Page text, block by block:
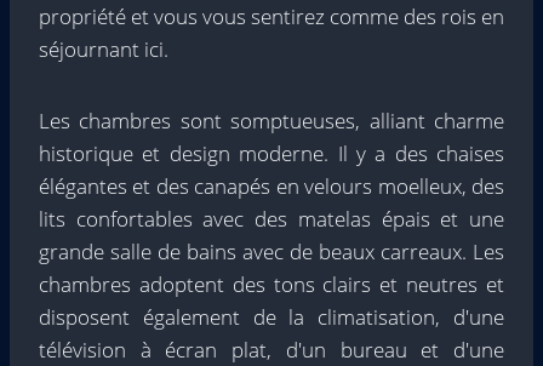
propriété et vous vous sentirez comme des rois en
séjournant ici.
Les chambres sont somptueuses, alliant charme
historique et design moderne. Il y a des chaises
élégantes et des canapés en velours moelleux, des
lits confortables avec des matelas épais et une
grande salle de bains avec de beaux carreaux. Les
chambres adoptent des tons clairs et neutres et
disposent également de la climatisation, d'une
télévision à écran plat, d'un bureau et d'une